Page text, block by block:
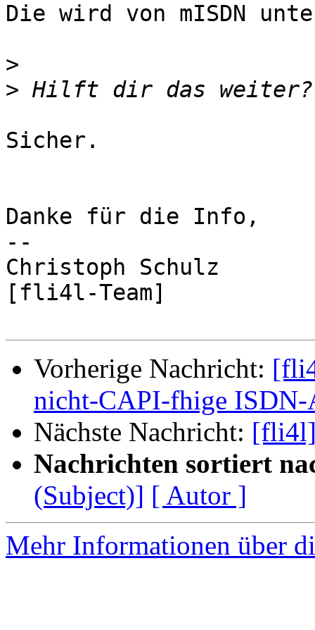
Die wird von mISDN
>
>
Sicher.
Danke für die Info,
--
Christoph Schulz
[fli4l-Team]
Vorherige Nachricht:
nicht-CAPI-fhige ISDN-
Nächste Nachricht:
Nachrichten sortiert
(Subject)] [ Autor ]
Mehr Informationen über